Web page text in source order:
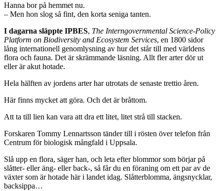
Hanna bor på hemmet nu.
– Men hon slog så fint, den korta seniga tanten.
I dagarna släppte IPBES, The Interngovernmental Science-Policy
Platform on Biodiversity and Ecosystem Services, en 1800 sidor
lång internationell genomlysning av hur det står till med världens
flora och fauna. Det är skrämmande läsning. Allt fler arter dör ut
eller är akut hotade.
Hela hälften av jordens arter har utrotats de senaste trettio åren.
Här finns mycket att göra. Och det är bråttom.
Att ta till lien kan vara att dra ett litet, litet strå till stacken.
Forskaren Tommy Lennartsson tänder till i rösten över telefon från
Centrum för biologisk mångfald i Uppsala.
Slå upp en flora, säger han, och leta efter blommor som börjar på
slåtter- eller äng- eller back-, så får du en föraning om ett par av de
växter som är hotade här i landet idag. Slåtterblomma, ängsnycklar,
backsippa…